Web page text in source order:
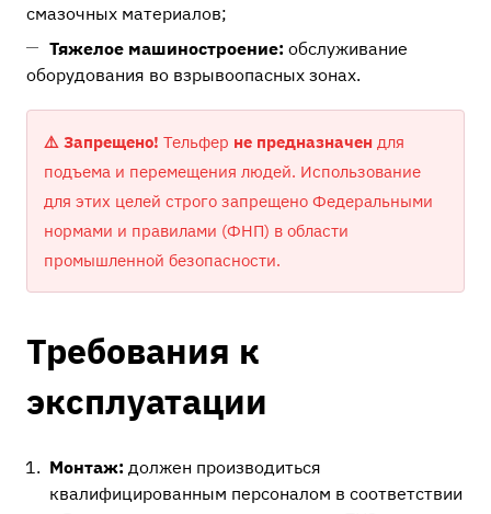
смазочных материалов;
Тяжелое машиностроение: обслуживание
оборудования во взрывоопасных зонах.
⚠️ Запрещено! Тельфер не предназначен для
подъема и перемещения людей. Использование
для этих целей строго запрещено Федеральными
нормами и правилами (ФНП) в области
промышленной безопасности.
Требования к
эксплуатации
Монтаж: должен производиться
квалифицированным персоналом в соответствии